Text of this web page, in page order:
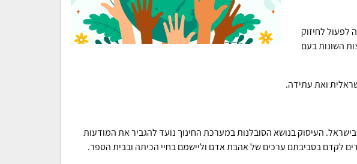
לפעול לחיזוק
השונות בעם
ואת עתידה.
העיסוק בנושא הסובלנות במערכת החינוך נועד להגביר את המודעות
לקדם בסביבתם ערכים של אהבת אדם וליישמם בחיי הכיתה ובבית הספר.